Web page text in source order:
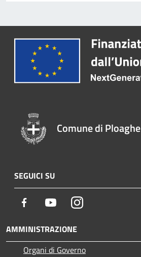
Comune di Ploaghe
SEGUICI SU
Facebook YoutubeInstagram
AMMINISTRAZIONE
Organi di Governo